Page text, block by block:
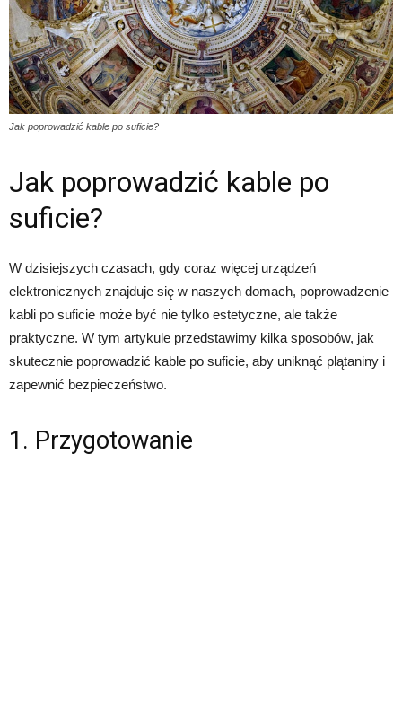
Jak poprowadzić kable po suficie?
Jak poprowadzić kable po
suficie?
W dzisiejszych czasach, gdy coraz więcej urządzeń
elektronicznych znajduje się w naszych domach, poprowadzenie
kabli po suficie może być nie tylko estetyczne, ale także
praktyczne. W tym artykule przedstawimy kilka sposobów, jak
skutecznie poprowadzić kable po suficie, aby uniknąć plątaniny i
zapewnić bezpieczeństwo.
1. Przygotowanie